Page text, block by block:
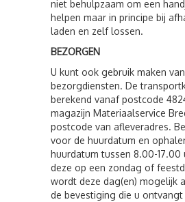
niet behulpzaam om een
helpen maar in principe bij
laden en zelf lossen.
BEZORGEN
U kunt ook gebruik maken
bezorgdiensten. De
berekend vanaf postcode
magazijn Materiaalservice
postcode van afleveradres.
voor de huurdatum en
huurdatum tussen 8.00-17.00
deze op een zondag of
wordt deze dag(en) mogelijk
de bevestiging die u